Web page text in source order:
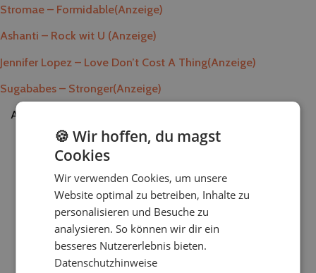
Stromae – Formidable(Anzeige)
Ashanti – Rock wit U (Anzeige)
Jennifer Lopez – Love Don’t Cost A Thing(Anzeige)
Sugababes – Stronger(Anzeige)
Anzeige
🍪 Wir hoffen, du magst
Cookies
Wir verwenden Cookies, um unsere
Website optimal zu betreiben, Inhalte zu
personalisieren und Besuche zu
analysieren. So können wir dir ein
besseres Nutzererlebnis bieten.
Datenschutzhinweise